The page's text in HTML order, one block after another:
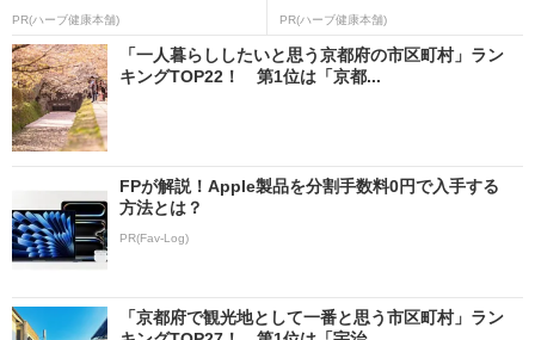
PR(ハーブ健康本舗) PR(ハーブ健康本舗)
「一人暮らししたいと思う京都府の市区町村」ラン
キングTOP22！ 第1位は「京都...
FPが解説！Apple製品を分割手数料0円で入手する
方法とは？
PR(Fav-Log)
「京都府で観光地として一番と思う市区町村」ラン